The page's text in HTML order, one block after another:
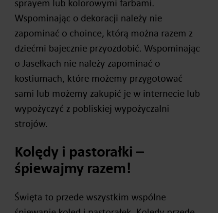
Wspominając o dekoracji należy nie
zapominać o choince, którą można razem z
dziećmi bajecznie przyozdobić. Wspominając
o Jasełkach nie należy zapominać o
kostiumach, które możemy przygotować
sami lub możemy zakupić je w internecie lub
wypożyczyć z pobliskiej wypożyczalni
strojów.
Kolędy i pastorałki –
śpiewajmy razem!
Święta to przede wszystkim wspólne